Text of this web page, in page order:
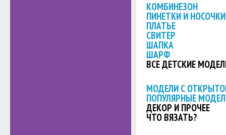
КОМБИНЕЗОН
ПИНЕТКИ И НОСОЧКИ
ПЛАТЬЕ
СВИТЕР
ШАПКА
ШАРФ
ВСЕ ДЕТСКИЕ
МОДЕЛИ С
ПОПУЛЯРНЫЕ
ДЕКОР И ПРОЧЕЕ
ЧТО ВЯЗАТЬ?